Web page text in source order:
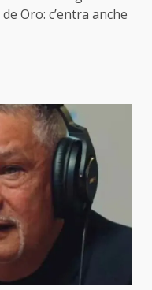
Oro: c’entra anche